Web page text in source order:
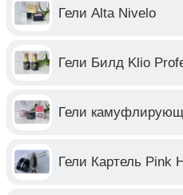
Гели Alta Nivelo
Гели Билд Klio
Гели
Гели Картель Pink